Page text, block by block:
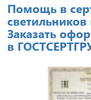
Помощь в
Заказать
в